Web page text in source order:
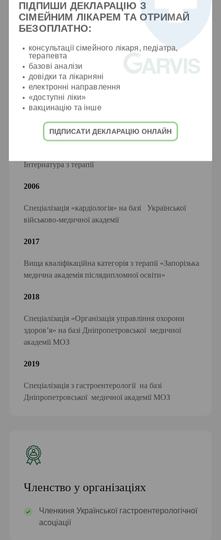
Освіта
2003
Вища Дніпропетровський національний
університет ім. О. Гончара за спеціальністю
«Лікувальна справа», кваліфікація лікар
Інтернатура з терапії
2006
Спеціалізація «кардіологія» на базі Української
військово-медичної академії
2017
Вища кваліфікаційна категорія з терапії «Запорізька
медична академія післядипломної освіти»
2018
Спеціалізація «Організація управління охорони
здоров’я» на базі Дніпропетровської медичної
академії МОЗ
2019
Спеціалізація з гастроентерології на базі
Дніпропетровської медичної академії МОЗ
Членство у організаціях
Членкиня Української гастроентерологічної
асоціації
ПІДПИШИ ДЕКЛАРАЦІЮ З
СІМЕЙНИМ ЛІКАРЕМ ТА ОТРИМАЙ
БЕЗОПЛАТНО:
консультації сімейного лікаря, педіатра,
терапевта
базові аналізи
довідки та лікарняні
електронні направлення
«доступні ліки»
вакцинацію та інше
ПІДПИСАТИ ДЕКЛАРАЦІЮ ОНЛАЙН